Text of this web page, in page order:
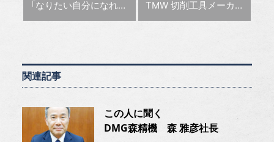
前の記事 :
「なりたい自分になれるかも」金型メーカーに就職した女性広報 次の記事 :
TMW 切削工具メーカーと挑む金型製造の効率化【Innovation〜革新に挑む〜vol.1】
関連記事
この人に聞く
DMG森精機 森 雅彦社長